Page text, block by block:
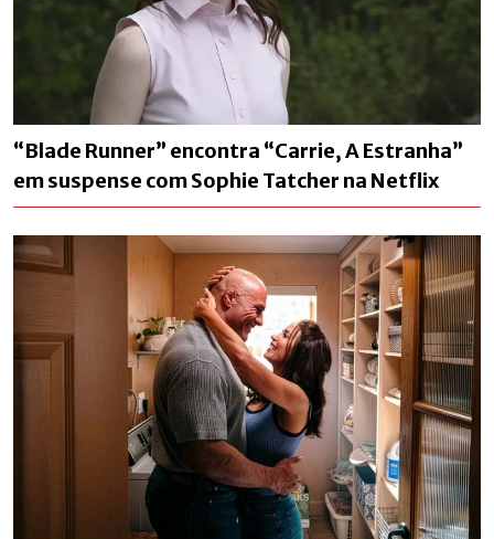
“Blade Runner” encontra “Carrie, A Estranha”
em suspense com Sophie Tatcher na Netflix